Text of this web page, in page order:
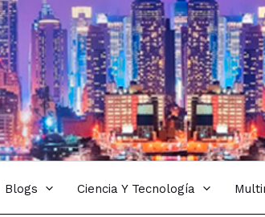
Blogs Ciencia Y Tecnología